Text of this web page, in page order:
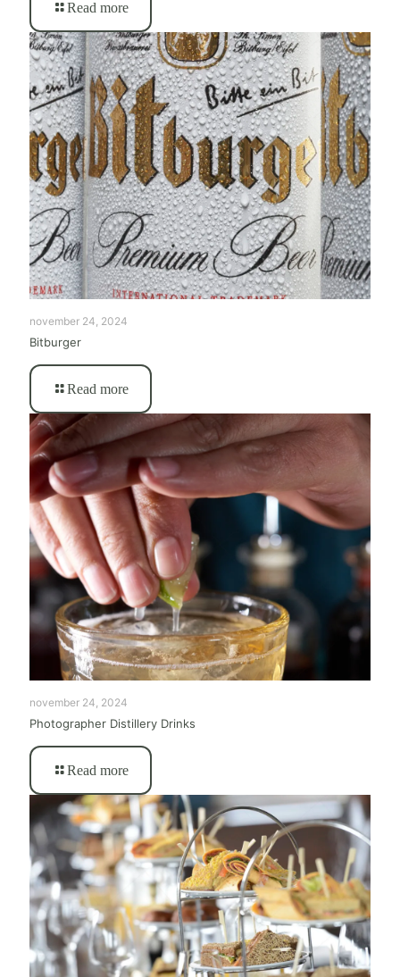
Read more
november 24, 2024
Bitburger
Read more
november 24, 2024
Photographer Distillery Drinks
Read more